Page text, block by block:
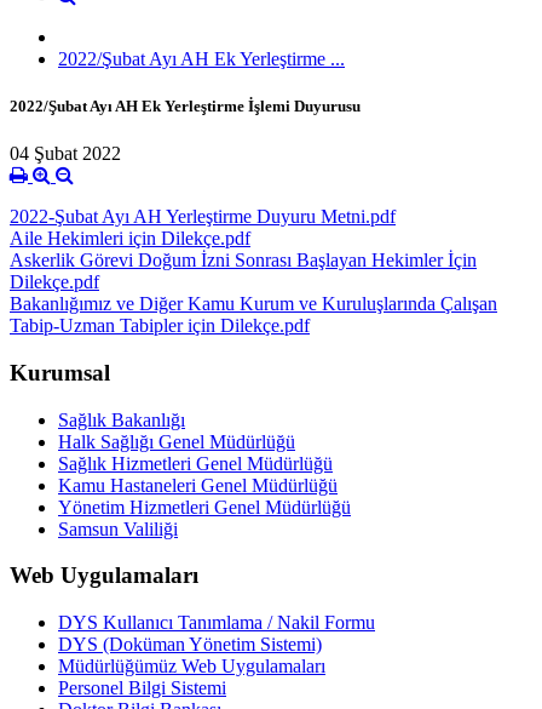
2022/Şubat Ayı AH Ek Yerleştirme ...
2022/Şubat Ayı AH Ek Yerleştirme İşlemi Duyurusu
04 Şubat 2022
2022-Şubat Ayı AH Yerleştirme Duyuru Metni.pdf
Aile Hekimleri için Dilekçe.pdf
Askerlik Görevi Doğum İzni Sonrası Başlayan Hekimler İçin
Dilekçe.pdf
Bakanlığımız ve Diğer Kamu Kurum ve Kuruluşlarında Çalışan
Tabip-Uzman Tabipler için Dilekçe.pdf
Kurumsal
Sağlık Bakanlığı
Halk Sağlığı Genel Müdürlüğü
Sağlık Hizmetleri Genel Müdürlüğü
Kamu Hastaneleri Genel Müdürlüğü
Yönetim Hizmetleri Genel Müdürlüğü
Samsun Valiliği
Web Uygulamaları
DYS Kullanıcı Tanımlama / Nakil Formu
DYS (Doküman Yönetim Sistemi)
Müdürlüğümüz Web Uygulamaları
Personel Bilgi Sistemi